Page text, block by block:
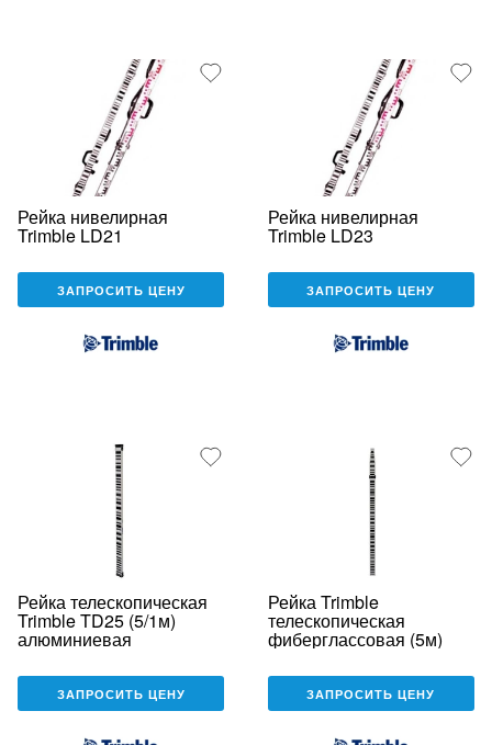
Рейка нивелирная
Trimble LD21
ЗАПРОСИТЬ ЦЕНУ
Рейка нивелирная
Trimble LD23
ЗАПРОСИТЬ ЦЕНУ
Рейка телескопическая
Trimble TD25 (5/1м)
алюминиевая
ЗАПРОСИТЬ ЦЕНУ
Рейка Trimble
телескопическая
фиберглассовая (5м)
ЗАПРОСИТЬ ЦЕНУ